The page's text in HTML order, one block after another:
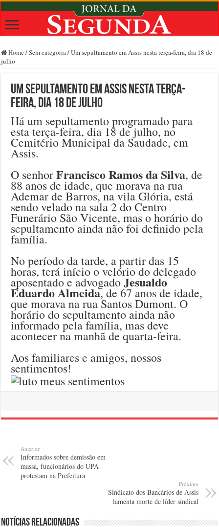
Home /Sem categoria/Um sepultamento em Assis nesta terça-feira, dia 18 de
julho
Um sepultamento em Assis nesta terça-
feira, dia 18 de julho
Há um sepultamento programado para
esta terça-feira, dia 18 de julho, no
Cemitério Municipal da Saudade, em
Assis.
O senhorFrancisco Ramos da Silva, de
88 anos de idade, que morava na rua
Ademar de Barros, na vila Glória, está
sendo velado na sala 2 do Centro
Funerário São Vicente, mas o horário do
sepultamento ainda não foi definido pela
família.
No período da tarde, a partir das 15
horas, terá início o velório do delegado
aposentado e advogadoJesualdo
Eduardo Almeida, de 67 anos de idade,
que morava na rua Santos Dumont. O
horário do sepultamento ainda não
informado pela família, mas deve
acontecer na manhã de quarta-feira.
Aos familiares e amigos, nossos
sentimentos!
Anterior
Informados sobre demissão em
massa, funcionários do UPA
protestam na Prefeitura
Próximo
Sindicato dos Bancários de Assis
lamenta morte de líder sindical
Notícias relacionadas